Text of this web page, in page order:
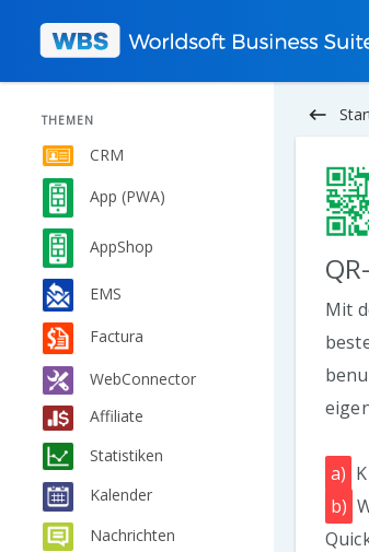
THEMEN
CRM
App (PWA)
AppShop
EMS
Factura
WebConnector
Affiliate
Statistiken
Kalender
Nachrichten
keyboard_backspace
Mit
a)
b)